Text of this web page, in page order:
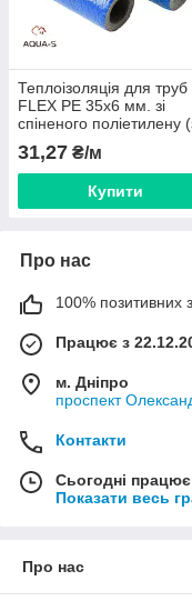
Теплоізоляція для труб
FLEX PE 35x6 мм. зі
спіненого поліетилену
31,27 ₴/м
Купити
Про нас
100% позитивних з
Працює з
м. Дніпро
проспект
Контакти
Сьогодні
Показати весь
Про нас